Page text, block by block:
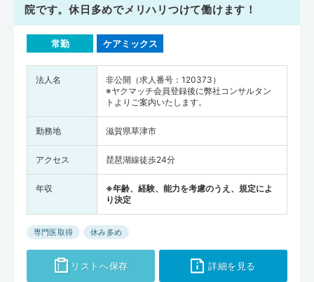
院です。休日多めでメリハリつけて働けます！
常勤 ケアミックス
法人名
非公開（求人番号：120373）
※ヤクマッチ会員登録後に弊社コンサルタン
トよりご案内いたします。
勤務地 滋賀県草津市
アクセス 琵琶湖線徒歩24分
年収
※年齢、経験、能力を考慮のうえ、規定によ
り決定
専門医取得 休み多め
リストへ保存 詳細を見る